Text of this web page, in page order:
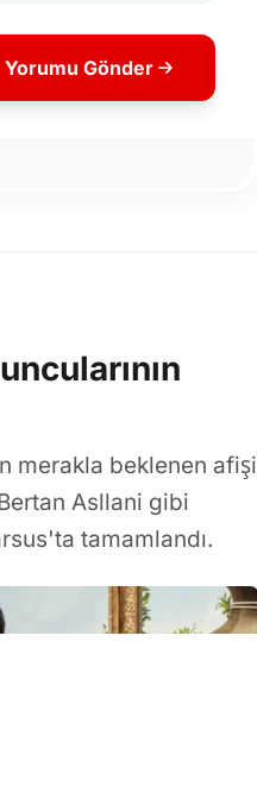
Yorumu Gönder
merakla beklenen afişi
Asllani gibi
tamamlandı.